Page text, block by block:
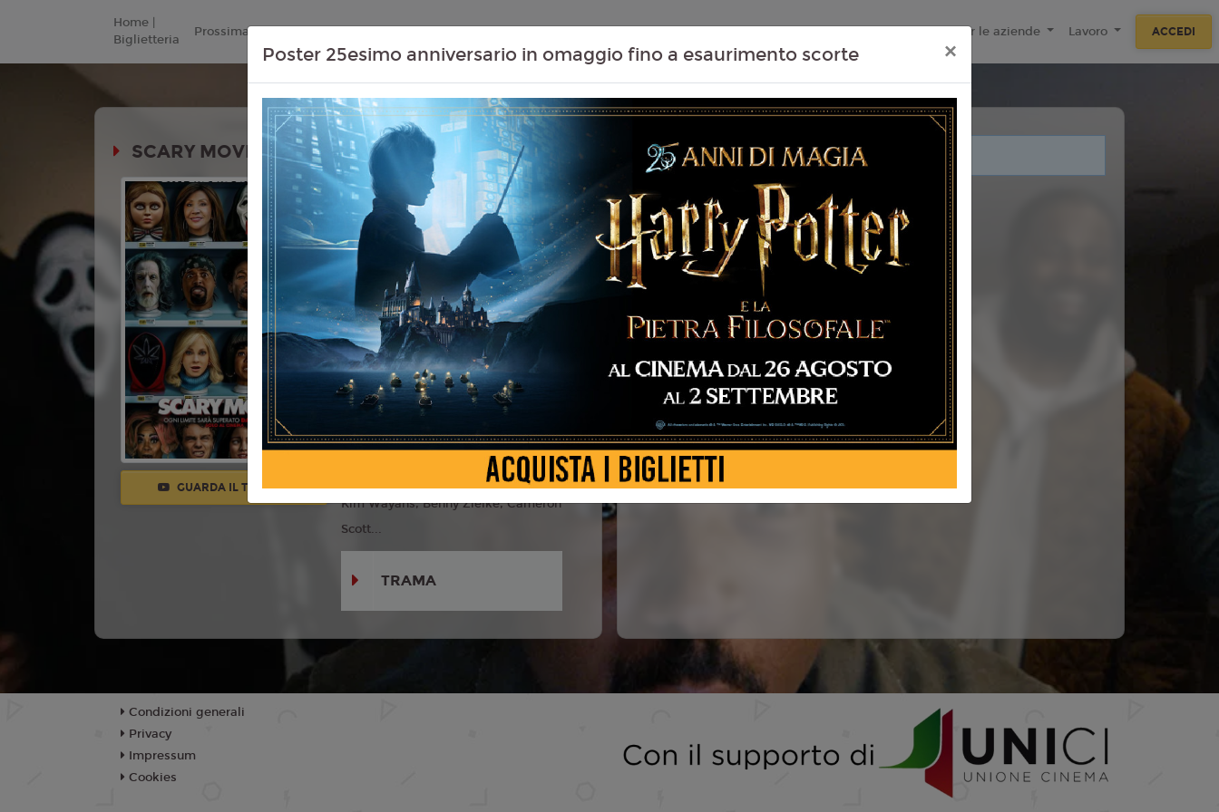
Home |
Biglietteria
Prossimamente Listino Prezzi Contenuti Extra Proiezioni Scolastiche Eventi Passati Tecnologie F.A.Q Per le aziende Lavoro ACCEDI
SCARY MOVIE 6
GUARDA IL TRAILER
Durata: 96 min
Genere: Commedia, Horror
Lingua:Italiano
Età10+
Regia:Michael Tiddes
Anno:2026
Wayans, Anna Faris, Regina Hall,
Damon Wayans Jr., Gregg Wayans,
Kim Wayans, Benny Zielke, Cameron
Scott...
TRAMA
Non ci sono spettacoli legati a questo evento.
Poster 25esimo anniversario in omaggio fino a esaurimento scorte ×
Condizioni generali
Privacy
Impressum
Cookies